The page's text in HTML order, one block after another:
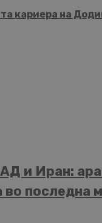
кариера на
и Иран:
во последна